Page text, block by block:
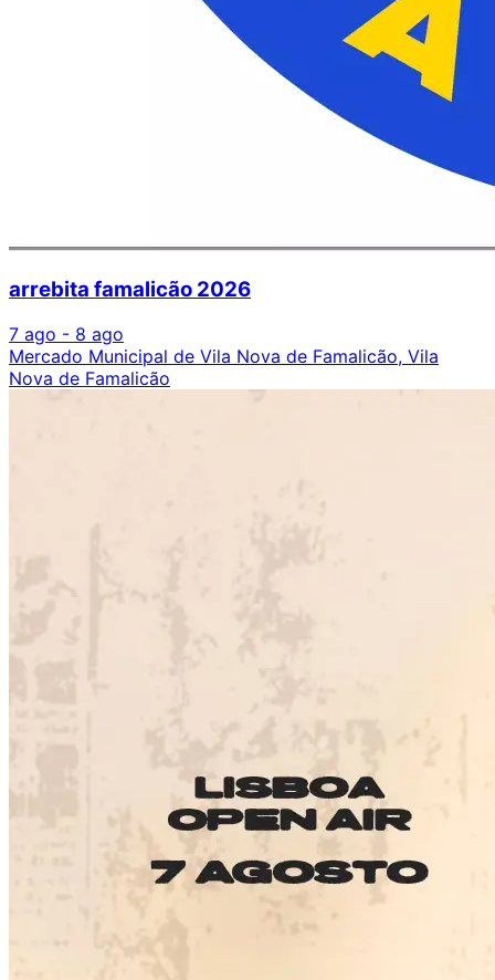
arrebita famalicão 2026
7 ago - 8 ago
Mercado Municipal de Vila Nova de Famalicão, Vila
Nova de Famalicão